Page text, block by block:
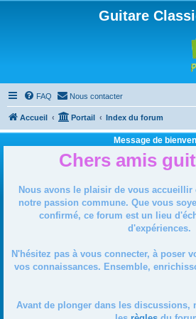
Guitare
FAQ Nous contacter
Accueil Portail Index du forum
Message de
Chers amis
Nous avons le plaisir de vous accueillir
notre passion commune. Que vous
confirmé, ce forum est un lieu
d'expériences.
N'hésitez pas à vous connecter, à poser
vos connaissances. Ensemble,
Avant de plonger dans les discussions,